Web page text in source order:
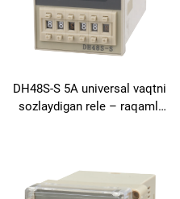
DH48S-S 5A universal vaqtni
sozlaydigan rele – raqamli